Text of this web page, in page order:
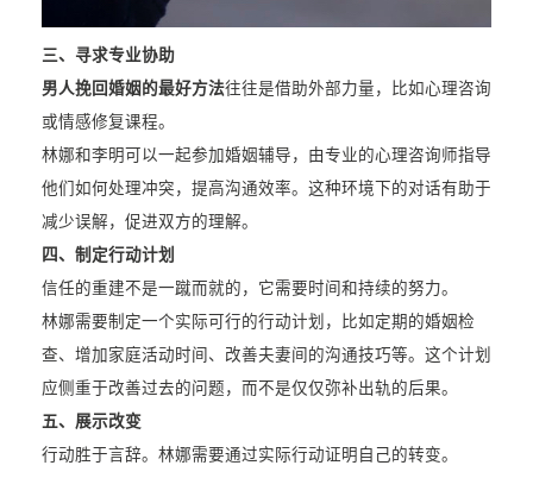
三、寻求专业协助
男人挽回婚姻的最好方法往往是借助外部力量，比如心理咨询
或情感修复课程。
林娜和李明可以一起参加婚姻辅导，由专业的心理咨询师指导
他们如何处理冲突，提高沟通效率。这种环境下的对话有助于
减少误解，促进双方的理解。
四、制定行动计划
信任的重建不是一蹴而就的，它需要时间和持续的努力。
林娜需要制定一个实际可行的行动计划，比如定期的婚姻检
查、增加家庭活动时间、改善夫妻间的沟通技巧等。这个计划
应侧重于改善过去的问题，而不是仅仅弥补出轨的后果。
五、展示改变
行动胜于言辞。林娜需要通过实际行动证明自己的转变。